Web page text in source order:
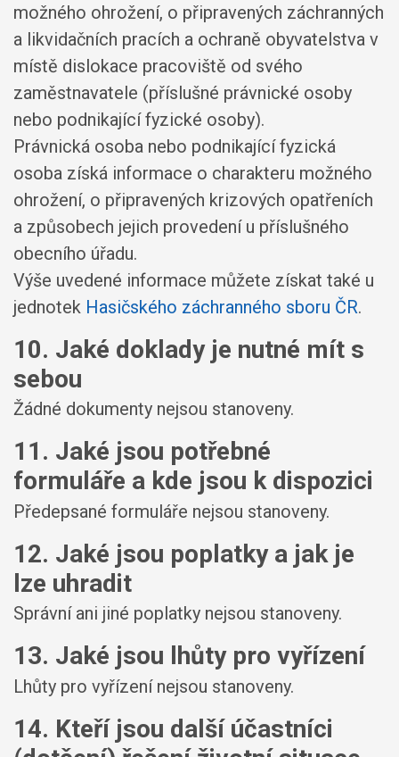
možného ohrožení, o připravených záchranných
a likvidačních pracích a ochraně obyvatelstva v
místě dislokace pracoviště od svého
zaměstnavatele (příslušné právnické osoby
nebo podnikající fyzické osoby).
Právnická osoba nebo podnikající fyzická
osoba získá informace o charakteru možného
ohrožení, o připravených krizových opatřeních
a způsobech jejich provedení u příslušného
obecního úřadu.
Výše uvedené informace můžete získat také u
jednotek Hasičského záchranného sboru ČR.
10. Jaké doklady je nutné mít s
sebou
Žádné dokumenty nejsou stanoveny.
11. Jaké jsou potřebné
formuláře a kde jsou k dispozici
Předepsané formuláře nejsou stanoveny.
12. Jaké jsou poplatky a jak je
lze uhradit
Správní ani jiné poplatky nejsou stanoveny.
13. Jaké jsou lhůty pro vyřízení
Lhůty pro vyřízení nejsou stanoveny.
14. Kteří jsou další účastníci